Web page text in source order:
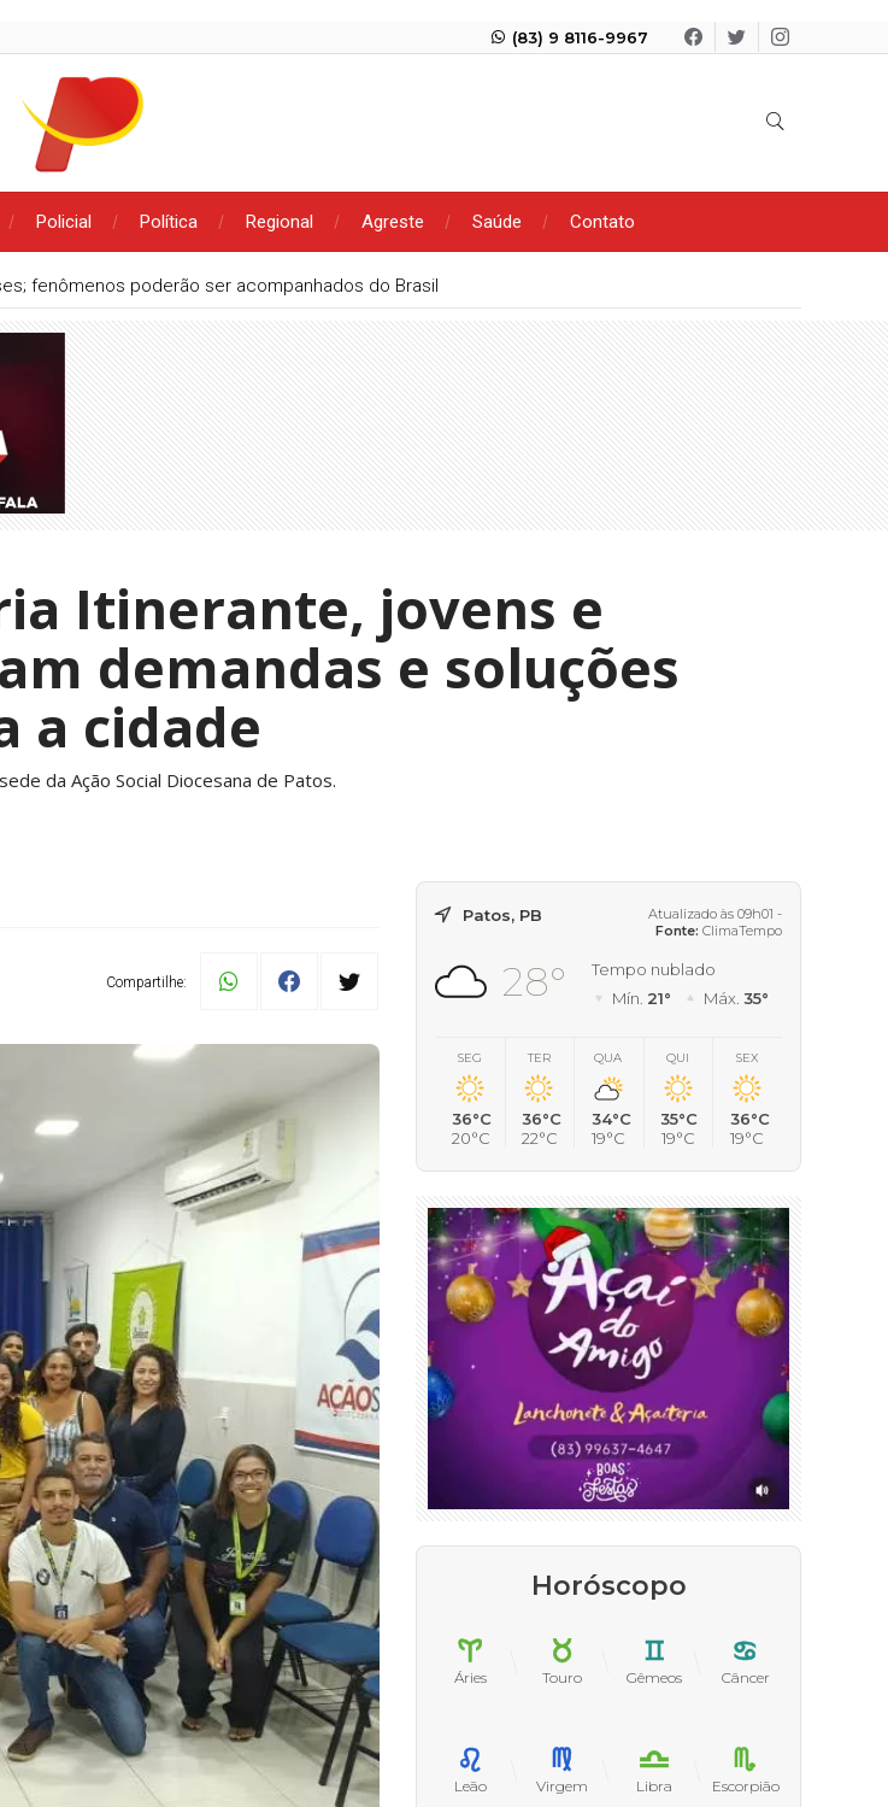
(83) 9 8116-9967
Policial Política Regional Agreste Saúde Contato
em Brejinho (PE) e encontrada escondida em mata em Matureia (PB)
Itinerante, jovens e
demandas e soluções
a cidade
da Ação Social Diocesana de Patos.
Compartilhe:
Patos, PB
Atualizado às 09h01 -
Fonte: ClimaTempo
28°
Tempo nublado
Mín. 21° Máx. 35°
SEG
36°C
20°C
TER
36°C
22°C
QUA
34°C
19°C
QUI
35°C
19°C
SEX
36°C
19°C
Horóscopo
Áries Touro Gêmeos Câncer
Leão Virgem Libra Escorpião